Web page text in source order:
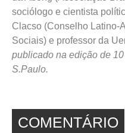
sociólogo e cientista
Clacso (Conselho Latino-
Sociais) e professor da
publicado na edição de
S.Paulo.
COMENTÁRIO